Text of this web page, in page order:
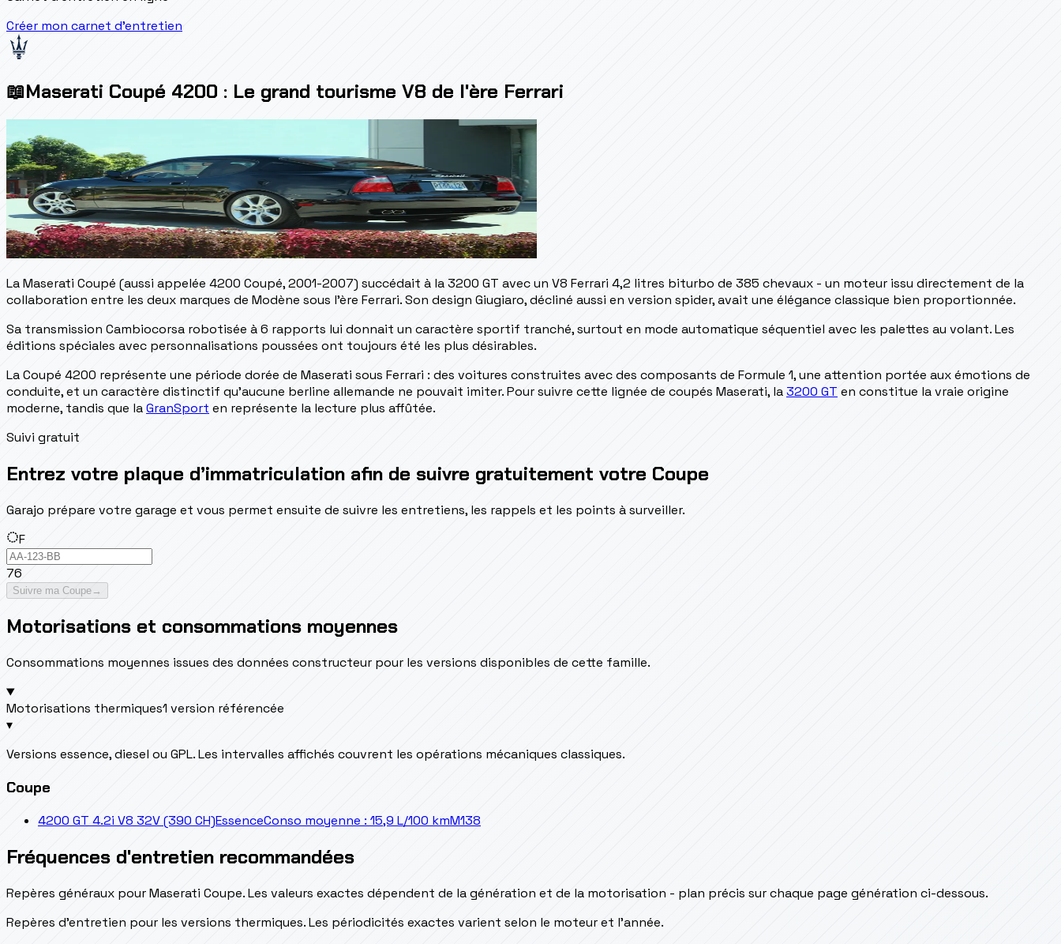
Créer mon carnet d'entretien
📖Maserati Coupé 4200 : Le grand tourisme V8 de l'ère Ferrari
La Maserati Coupé (aussi appelée 4200 Coupé, 2001-2007) succédait à la 3200 GT avec un V8 Ferrari 4,2 litres biturbo de 385 chevaux - un moteur issu directement de la
collaboration entre les deux marques de Modène sous l'ère Ferrari. Son design Giugiaro, décliné aussi en version spider, avait une élégance classique bien proportionnée.
Sa transmission Cambiocorsa robotisée à 6 rapports lui donnait un caractère sportif tranché, surtout en mode automatique séquentiel avec les palettes au volant. Les
éditions spéciales avec personnalisations poussées ont toujours été les plus désirables.
La Coupé 4200 représente une période dorée de Maserati sous Ferrari : des voitures construites avec des composants de Formule 1, une attention portée aux émotions de
conduite, et un caractère distinctif qu'aucune berline allemande ne pouvait imiter. Pour suivre cette lignée de coupés Maserati, la3200 GT en constitue la vraie origine
moderne, tandis que laGranSport en représente la lecture plus affûtée.
Suivi gratuit
Entrez votre plaque d’immatriculation afin de suivre gratuitement votre Coupe
Garajo prépare votre garage et vous permet ensuite de suivre les entretiens, les rappels et les points à surveiller.
F
76
Suivre ma Coupe →
Motorisations et consommations moyennes
Consommations moyennes issues des données constructeur pour les versions disponibles de cette famille.
Motorisations thermiques1 version référencée
▾
Versions essence, diesel ou GPL. Les intervalles affichés couvrent les opérations mécaniques classiques.
Coupe
4200 GT 4.2i V8 32V (390 CH)EssenceConso moyenne : 15,9 L/100 kmM138
Fréquences d'entretien recommandées
Repères généraux pour Maserati Coupe. Les valeurs exactes dépendent de la génération et de la motorisation - plan précis sur chaque page génération ci-dessous.
Repères d’entretien pour les versions thermiques. Les périodicités exactes varient selon le moteur et l’année.